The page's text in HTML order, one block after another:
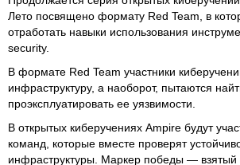
Лето посвящено формату Red Team, в
отработать навыки использования
security.
В формате Red Team участники
инфраструктуру, а наоборот, пытаются
проэксплуатировать ее уязвимости.
В открытых киберучениях Ampire будут
команд, которые вместе проверят
инфраструктуры. Маркер победы — взятый